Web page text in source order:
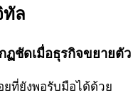
ทัล
ฏชัดเมื่อธุรกิจขยายตัว
ที่ยังพอรับมือได้ด้วย